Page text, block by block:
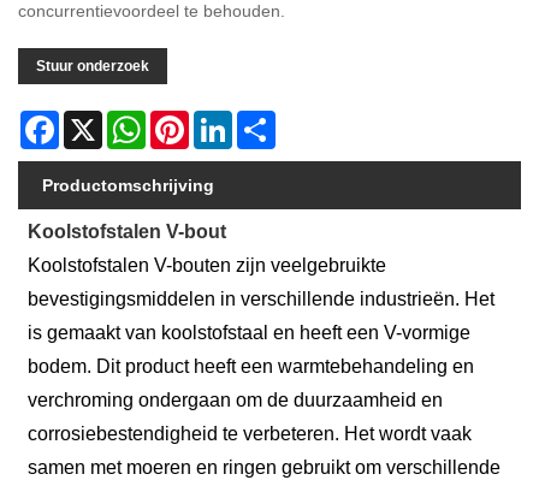
concurrentievoordeel te behouden.
Stuur onderzoek
Facebook
X WhatsAppPinterestLinkedIn
Productomschrijving
Koolstofstalen V-bout
Koolstofstalen V-bouten zijn veelgebruikte
bevestigingsmiddelen in verschillende industrieën. Het
is gemaakt van koolstofstaal en heeft een V-vormige
bodem. Dit product heeft een warmtebehandeling en
verchroming ondergaan om de duurzaamheid en
corrosiebestendigheid te verbeteren. Het wordt vaak
samen met moeren en ringen gebruikt om verschillende